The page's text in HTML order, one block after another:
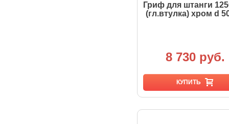
Гриф для штанги
(гл.втулка) хром d
8 730 руб.
КУПИТЬ